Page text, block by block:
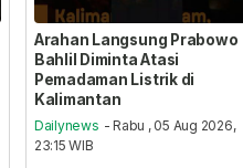
Arahan Langsung Prabowo
Bahlil Diminta Atasi
Pemadaman Listrik di
Kalimantan
Dailynews - Rabu , 05 Aug 2026,
23:15 WIB